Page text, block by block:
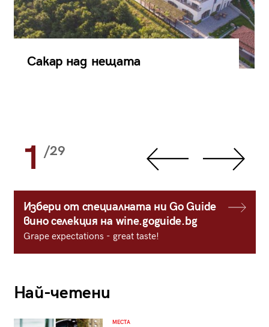
Сакар над нещата
1 /29
Избери от специалната ни Go Guide
вино селекция на wine.goguide.bg
Grape expectations - great taste!
Най-четени
МЕСТА